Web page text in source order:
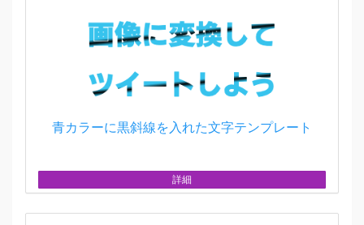
青カラーに黒斜線を入れた文字テンプレート
詳細